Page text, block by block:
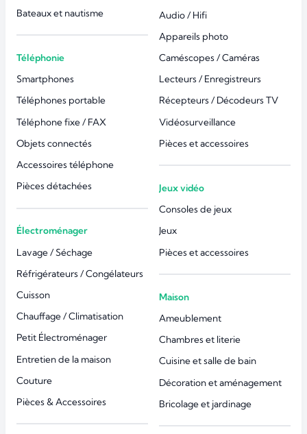
Bateaux et nautisme
Téléphonie
Smartphones
Téléphones portable
Téléphone fixe / FAX
Objets connectés
Accessoires téléphone
Pièces détachées
Électroménager
Lavage / Séchage
Réfrigérateurs / Congélateurs
Cuisson
Chauffage / Climatisation
Petit Électroménager
Entretien de la maison
Couture
Pièces & Accessoires
Audio / Hifi
Appareils photo
Caméscopes / Caméras
Lecteurs / Enregistreurs
Récepteurs / Décodeurs TV
Vidéosurveillance
Pièces et accessoires
Jeux vidéo
Consoles de jeux
Jeux
Pièces et accessoires
Maison
Ameublement
Chambres et literie
Cuisine et salle de bain
Décoration et aménagement
Bricolage et jardinage